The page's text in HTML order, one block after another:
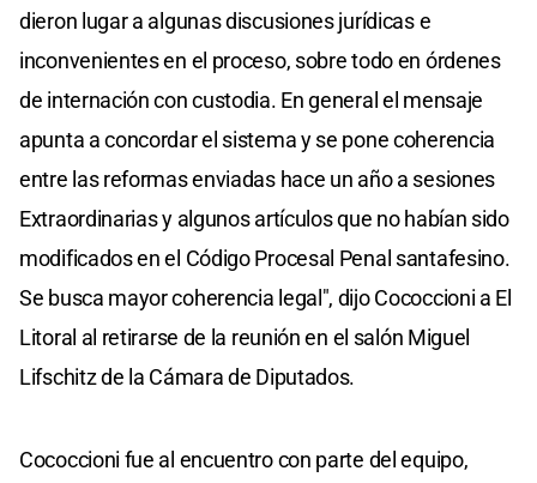
dieron lugar a algunas discusiones jurídicas e
inconvenientes en el proceso, sobre todo en órdenes
de internación con custodia. En general el mensaje
apunta a concordar el sistema y se pone coherencia
entre las reformas enviadas hace un año a sesiones
Extraordinarias y algunos artículos que no habían sido
modificados en el Código Procesal Penal santafesino.
Se busca mayor coherencia legal", dijo Cococcioni a El
Litoral al retirarse de la reunión en el salón Miguel
Lifschitz de la Cámara de Diputados.
Cococcioni fue al encuentro con parte del equipo,